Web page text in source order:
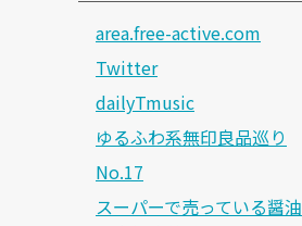
area.free-active.com
Twitter
dailyTmusic
ゆるふわ系無印良品巡り
No.17
スーパーで売っている醤油